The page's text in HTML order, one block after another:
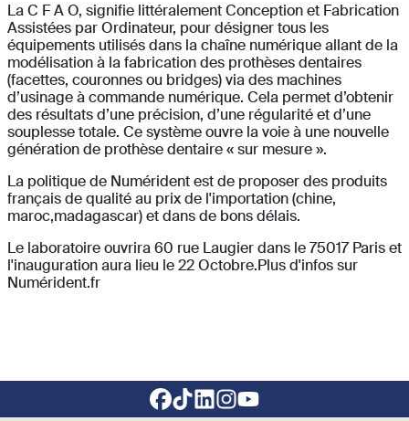
La C F A O, signifie littéralement Conception et Fabrication
Assistées par Ordinateur, pour désigner tous les
équipements utilisés dans la chaîne numérique allant de la
modélisation à la fabrication des prothèses dentaires
(facettes, couronnes ou bridges) via des machines
d’usinage à commande numérique. Cela permet d’obtenir
des résultats d’une précision, d’une régularité et d’une
souplesse totale. Ce système ouvre la voie à une nouvelle
génération de prothèse dentaire « sur mesure ».
La politique de Numérident est de proposer des produits
français de qualité au prix de l'importation (chine,
maroc,madagascar) et dans de bons délais.
Le laboratoire ouvrira 60 rue Laugier dans le 75017 Paris et
l'inauguration aura lieu le 22 Octobre.Plus d'infos sur
Numérident.fr
Footer social links